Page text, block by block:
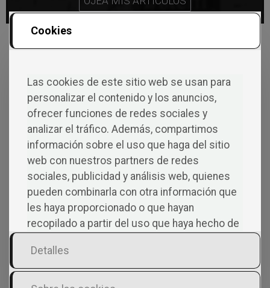
Relato 48
San Valentín ya no huele a
rosas… huele a páginas
El método que está
destapando el talento de
miles de autores
El miedo: causa principal que
silencia las voces de los
Publicar un libro no es
cuestión de suerte
Cookies
Las cookies de este sitio web se usan para
personalizar el contenido y los anuncios,
ofrecer funciones de redes sociales y
analizar el tráfico. Además, compartimos
información sobre el uso que haga del sitio
web con nuestros partners de redes
sociales, publicidad y análisis web, quienes
pueden combinarla con otra información que
les haya proporcionado o que hayan
recopilado a partir del uso que haya hecho de
Detalles